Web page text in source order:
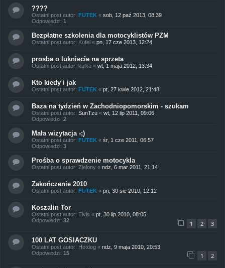
????
Ostatni post autor: FUTEK « sob, 12 paź 2013, 08:39
Odpowiedzi: 1
Bezpłatne szkolenia dla motocyklistów PZM
Ostatni post autor: Kufel « pn, 17 cze 2013, 12:24
prosba o lukniecie na sprzeta
Ostatni post autor: kulka « wt, 1 maja 2012, 13:34
Kto kiedy i jak
Ostatni post autor: FUTEK « pt, 27 kwie 2012, 21:48
Baza na tydzień w Zachodniopomorskim - szukam
Ostatni post autor: SunTzu « wt, 12 lip 2011, 09:06
Odpowiedzi: 2
Mała wizytacja -;)
Ostatni post autor: FUTEK « śr, 1 cze 2011, 06:57
Odpowiedzi: 3
Prośba o sprawdzenie motocykla
Ostatni post autor: Zielony « ndz, 6 mar 2011, 21:14
Zakończenie 2010
Ostatni post autor: FUTEK « pn, 30 sie 2010, 12:12
Koszalin Tor
Ostatni post autor: Elvis « pt, 30 lip 2010, 08:05
Odpowiedzi: 32 1 2 3
100 LAT GOSIACZKU
Ostatni post autor: Hotdog « ndz, 9 maja 2010, 20:53
Odpowiedzi: 15 1 2